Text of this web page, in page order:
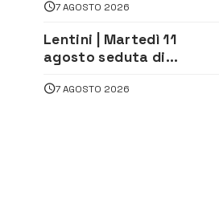
dirottati
7 AGOSTO 2026
Lentini | Martedì 11
agosto seduta di
7 AGOSTO 2026